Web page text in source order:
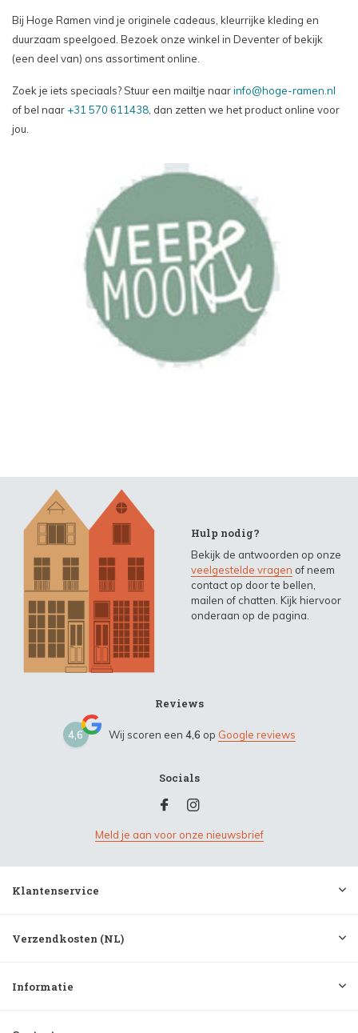
Bij Hoge Ramen vind je originele cadeaus, kleurrijke kleding en
duurzaam speelgoed. Bezoek onze winkel in Deventer of bekijk
(een deel van) ons assortiment online.
Zoek je iets speciaals? Stuur een mailtje naarinfo@hoge-ramen.nl
of bel naar +31 570 611438 , dan zetten we het product online voor
jou.
Hulp nodig?
Bekijk de antwoorden op onze
veelgestelde vragen of neem
contact op door te bellen,
mailen of chatten. Kijk hiervoor
onderaan op de pagina.
Reviews
4,6 Wij scoren een 4,6 op Google reviews
Socials
Meld je aan voor onze nieuwsbrief
Klantenservice
Verzendkosten (NL)
Informatie